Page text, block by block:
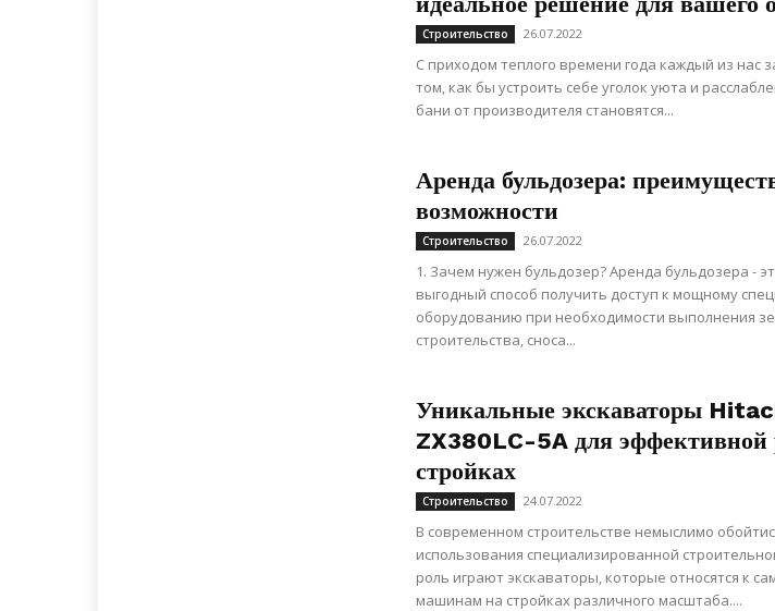
Строительство 26.07.2022
С приходом теплого времени года каждый из нас
том, как бы устроить себе уголок уюта и
бани от производителя становятся...
Аренда бульдозера:
возможности
Строительство 26.07.2022
1. Зачем нужен бульдозер? Аренда бульдозера -
выгодный способ получить доступ к мощному
оборудованию при необходимости выполнения
строительства, сноса...
Уникальные экскаваторы
ZX380LC-5A для эффективной
стройках
Строительство 24.07.2022
В современном строительстве немыслимо
использования специализированной
роль играют экскаваторы, которые относятся к
машинам на стройках различного масштаба....